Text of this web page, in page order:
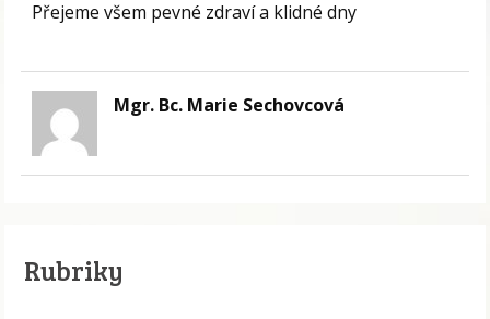
Přejeme všem pevné zdraví a klidné dny
Mgr. Bc. Marie Sechovcová
Rubriky